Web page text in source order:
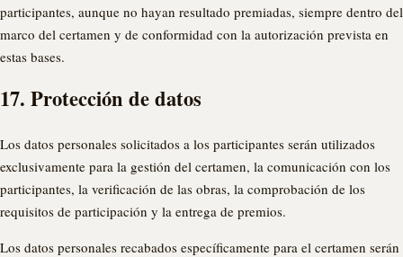
participantes, aunque no hayan resultado premiadas, siempre dentro del
marco del certamen y de conformidad con la autorización prevista en
estas bases.
17. Protección de datos
Los datos personales solicitados a los participantes serán utilizados
exclusivamente para la gestión del certamen, la comunicación con los
participantes, la verificación de las obras, la comprobación de los
requisitos de participación y la entrega de premios.
Los datos personales recabados específicamente para el certamen serán